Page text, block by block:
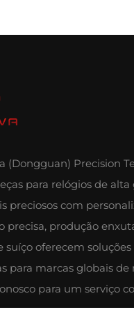
(Dongguan) Precision
para relógios de alta
preciosos com
precisa, produção
suíço oferecem soluções
para marcas globais
para um serviço